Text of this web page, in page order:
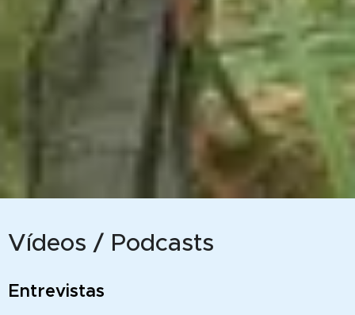
Vídeos / Podcasts
Entrevistas